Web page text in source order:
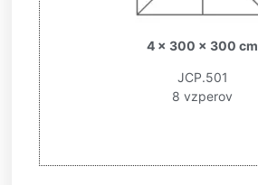
4 x 300 x 300 cm
JCP.501
8 vzperov